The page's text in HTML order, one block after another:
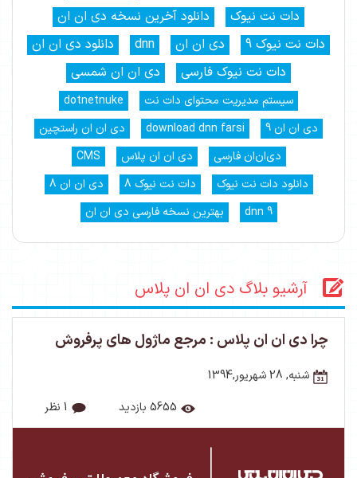
دات نت نیوک
دانلود آخرین نسخه دی ان ان
دات نت نیوک 9
دی ان ان dnn
دانلود دی ان ان
دات نت نیوک فارسی
دی ان ان شمسی
سیستم مدیریت محتوای دات نت
dotnetnuke
دی ان ان 9
download dnn farsi
دی ان ان راستچین
دی‌ان‌ان فارسی
دی ان ان پلاس
CMS
دانلود دات نت نیوک
دات نت نیوک 8
دی ان ان 8
dnn 9
بهترین نسخه فارسی دی ان ان
آرشیو بلاگ دی ان ان پلاس
چرا دی ان ان پلاس : مرجع ماژول های پرفروش
شنبه, 28 شهریور,1394